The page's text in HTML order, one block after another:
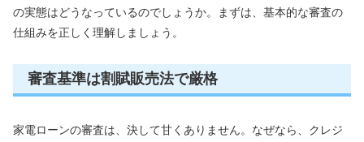
の実態はどうなっているのでしょうか。まずは、基本的な審査の
仕組みを正しく理解しましょう。
審査基準は割賦販売法で厳格
家電ローンの審査は、決して甘くありません。なぜなら、クレジ